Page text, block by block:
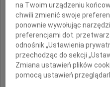
Msza święta
o
na Twoim urządzeniu
chwili zmienić swoje
ponownie wywołując
preferencjami dot.
odnośnik „Ustawienia
przechodząc do sekcji
Zmiana ustawień plików
pomocą ustawień